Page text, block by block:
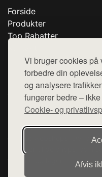
Vi bruger cookies på
forbedre din
og analysere
fungerer bedre –
Cookie- og
Afvis
Forside
Produkter
Top Rabatter
Denne side er en del af
hjemmesider med
diverse webshops. Der
henviser til de shops, som
varerne på lager.